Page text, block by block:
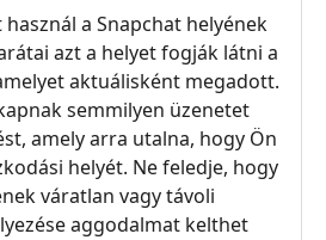
használ a Snapchat helyének
azt a helyet fogják látni a
aktuálisként megadott.
semmilyen üzenetet
amely arra utalna, hogy Ön
helyét. Ne feledje, hogy
váratlan vagy távoli
aggodalmat kelthet